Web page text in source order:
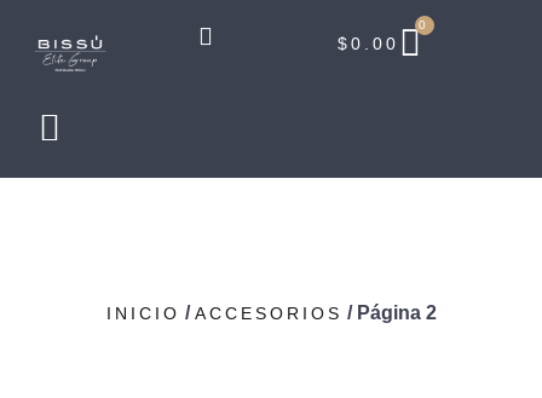
$0.00
0
INICIO /ACCESORIOS / Página 2